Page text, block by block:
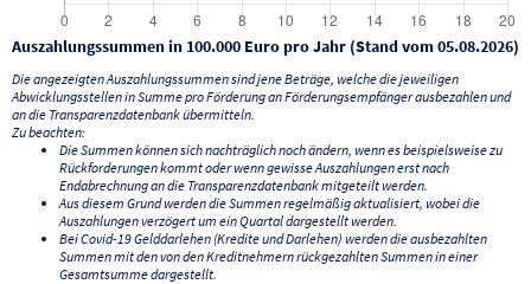
Auszahlungssummen in 100.000 Euro pro Jahr (Stand vom 05.08.2026)
Die angezeigten Auszahlungssummen sind jene Beträge, welche die jeweiligen
Abwicklungsstellen in Summe pro Förderung an Förderungsempfänger ausbezahlen und
an die Transparenzdatenbank übermitteln.
Zu beachten:
Die Summen können sich nachträglich noch ändern, wenn es beispielsweise zu
Rückforderungen kommt oder wenn gewisse Auszahlungen erst nach
Endabrechnung an die Transparenzdatenbank mitgeteilt werden.
Aus diesem Grund werden die Summen regelmäßig aktualisiert, wobei die
Auszahlungen verzögert um ein Quartal dargestellt werden.
Bei Covid-19 Gelddarlehen (Kredite und Darlehen) werden die ausbezahlten
Summen mit den von den Kreditnehmern rückgezahlten Summen in einer
Gesamtsumme dargestellt.